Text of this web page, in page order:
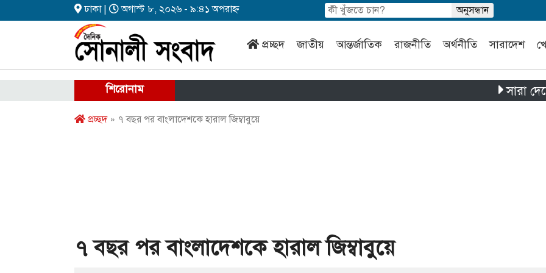
ঢাকা | অগাস্ট ৮, ২০২৬ - ৯:৪১ অপরাহ্ন
প্রচ্ছদ জাতীয় আন্তর্জাতিক রাজনীতি অর্থনীতি সারাদেশ
শিরোনাম সারা দেশে পৃথক
প্রচ্ছদ» ৭ বছর পর বাংলাদেশকে হারাল জিম্বাবুয়ে
৭ বছর পর বাংলাদেশকে হারাল জিম্বাবুয়ে